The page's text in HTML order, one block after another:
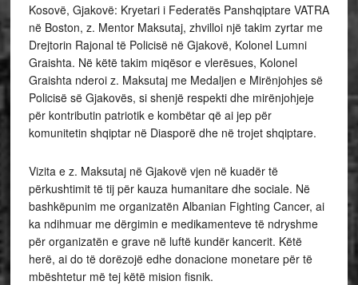
Kosovë, Gjakovë: Kryetari i Federatës Panshqiptare VATRA
në Boston, z. Mentor Maksutaj, zhvilloi një takim zyrtar me
Drejtorin Rajonal të Policisë në Gjakovë, Kolonel Lumni
Graishta. Në këtë takim miqësor e vlerësues, Kolonel
Graishta nderoi z. Maksutaj me Medaljen e Mirënjohjes së
Policisë së Gjakovës, si shenjë respekti dhe mirënjohjeje
për kontributin patriotik e kombëtar që ai jep për
komunitetin shqiptar në Diasporë dhe në trojet shqiptare.
Vizita e z. Maksutaj në Gjakovë vjen në kuadër të
përkushtimit të tij për kauza humanitare dhe sociale. Në
bashkëpunim me organizatën Albanian Fighting Cancer, ai
ka ndihmuar me dërgimin e medikamenteve të ndryshme
për organizatën e grave në luftë kundër kancerit. Këtë
herë, ai do të dorëzojë edhe donacione monetare për të
mbështetur më tej këtë mision fisnik.